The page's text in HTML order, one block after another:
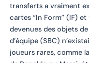
transferts a vraiment
cartes “In Form” (IF) et
devenues des objets
d’équipe (SBC)
joueurs rares, comme